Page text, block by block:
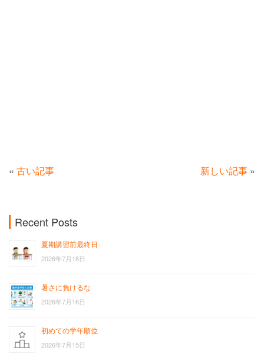
« 古い記事 新しい記事 »
Recent Posts
夏期講習前最終日
2026年7月18日
暑さに負けるな
2026年7月16日
初めての学年順位
2026年7月15日